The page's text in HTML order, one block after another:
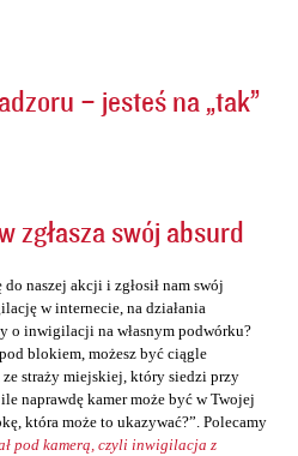
– jesteś na „tak”
zgłasza swój absurd
naszej akcji i zgłosił nam swój
w internecie, na działania
o inwigilacji na własnym podwórku?
blokiem, możesz być ciągle
ze straży miejskiej, który siedzi przy
naprawdę kamer może być w Twojej
która może to ukazywać?”. Polecamy
pod kamerą, czyli inwigilacja z